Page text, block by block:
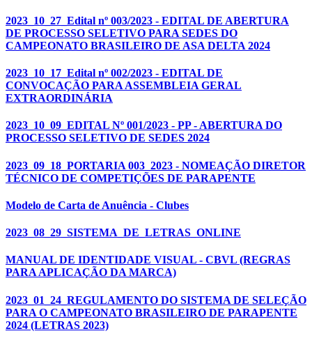
2023_10_27_Edital nº 003/2023 - EDITAL DE ABERTURA
DE PROCESSO SELETIVO PARA SEDES DO
CAMPEONATO BRASILEIRO DE ASA DELTA 2024
2023_10_17_Edital nº 002/2023 - EDITAL DE
CONVOCAÇÃO PARA ASSEMBLEIA GERAL
EXTRAORDINÁRIA
2023_10_09_EDITAL Nº 001/2023 - PP - ABERTURA DO
PROCESSO SELETIVO DE SEDES 2024
2023_09_18_PORTARIA 003_2023 - NOMEAÇÃO DIRETOR
TÉCNICO DE COMPETIÇÕES DE PARAPENTE
Modelo de Carta de Anuência - Clubes
2023_08_29_SISTEMA_DE_LETRAS_ONLINE
MANUAL DE IDENTIDADE VISUAL - CBVL (REGRAS
PARA APLICAÇÃO DA MARCA)
2023_01_24_REGULAMENTO DO SISTEMA DE SELEÇÃO
PARA O CAMPEONATO BRASILEIRO DE PARAPENTE
2024 (LETRAS 2023)